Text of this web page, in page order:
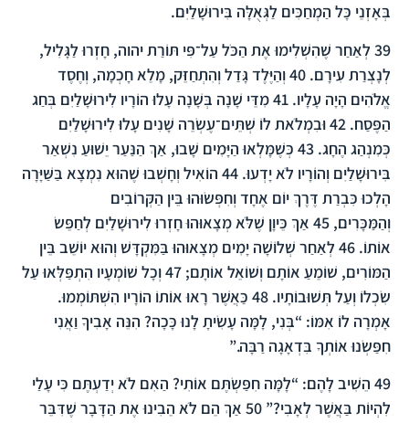
בְּאָזְנֵי כָּל הַמְחַכִּים לַגְּאֻלָּה בִּירוּשָׁלַיִם.
39 לְאַחַר שֶׁהִשְׁלִימוּ אֶת הַכֹּל עַל־פִּי תּוֹרַת יהוה, חָזְרוּ לַגָּלִיל,
לְנָצְרַת עִירָם. 40וְהַיֶּלֶד גָּדַל וְהִתְחַזֵּק, מָלֵא חָכְמָה, וְחֶסֶד
אֱלֹהִים הָיָה עָלָיו. 41מִדֵּי שָׁנָה בְּשָׁנָה עָלוּ הוֹרָיו לִירוּשָׁלַיִם בְּחַג
הַפֶּסַח. 42וּבִמְלֹאת לוֹ שְׁתֵּים־עֶשְׂרֵה שָׁנִים עָלוּ לִירוּשָׁלַיִם
כְּמִנְהַג הֶחָג. 43 כְּשֶׁמָּלְאוּ הַיָּמִים שָׁבוּ, אַךְ הַנַּעַר יֵשׁוּעַ נִשְׁאַר
בִּירוּשָׁלַיִם וְהוֹרָיו לֹא יָדְעוּ. 44 הוֹאִיל וְחָשְׁבוּ שֶׁהוּא נִמְצָא בַּשַּׁיָּרָה
הָלְכוּ כִּבְרַת דֶּרֶךְ יוֹם אֶחָד וְחִפְּשׂוּהוּ בֵּין הַקְּרוֹבִים
וְהַמַּכָּרִים, 45 אַךְ כֵּיוָן שֶׁלֹּא מְצָאוּהוּ חָזְרוּ לִירוּשָׁלַיִם לְחַפֵּשׂ
אוֹתוֹ. 46 לְאַחַר שְׁלוֹשָׁה יָמִים מְצָאוּהוּ בַּמִּקְדָּשׁ וְהוּא יוֹשֵׁב בֵּין
הַמּוֹרִים, שׁוֹמֵעַ אוֹתָם וְשׁוֹאֵל אוֹתָם; 47וְכָל שׁוֹמְעָיו הִתְפַּלְּאוּ עַל
שִׂכְלוֹ וְעַל תְּשׁוּבוֹתָיו. 48 כַּאֲשֶׁר רָאוּ אוֹתוֹ הוֹרָיו הִשְׁתּוֹמְמוּ.
אָמְרָה לוֹ אִמּוֹ: “בְּנִי, לָמָּה עָשִׂיתָ לָנוּ כָּכָה? הִנֵּה אָבִיךָ וַאֲנִי
חִפַּשְׂנוּ אוֹתְךָ בִּדְאָגָה רַבָּה.”
49 הֵשִׁיב לָהֶם: “לָמָּה חִפַּשְׂתֶּם אוֹתִי? הַאִם לֹא יְדַעְתֶּם כִּי עָלַי
לִהְיוֹת בַּאֲשֶׁר לְאָבִי?” 50 אַךְ הֵם לֹא הֵבִינוּ אֶת הַדָּבָר שֶׁדִּבֵּר